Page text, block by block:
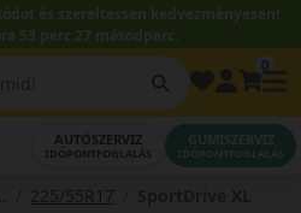
és szereltessen kedvezményesen!
53 perc 26 másodperc.
AUTÓSZERVIZ
IDŐPONTFOGLALÁS
GUMISZERVIZ
IDŐPONTFOGLALÁS
225/55R17